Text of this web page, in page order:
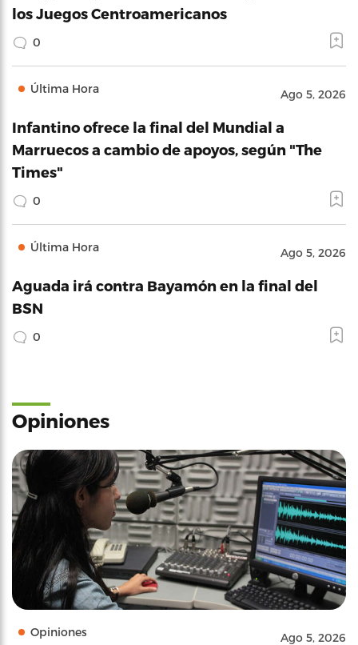
los Juegos Centroamericanos
0
Última Hora Ago 5, 2026
Infantino ofrece la final del Mundial a
Marruecos a cambio de apoyos, según "The
Times"
0
Última Hora Ago 5, 2026
Aguada irá contra Bayamón en la final del
BSN
0
Opiniones
Opiniones Ago 5, 2026